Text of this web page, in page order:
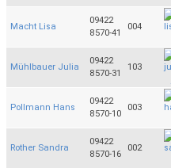
Macht Lisa
09422
8570-41
004
Mühlbauer Julia
09422
8570-31
103
Pollmann Hans
09422
8570-10
003
Rother Sandra
09422
8570-16
002